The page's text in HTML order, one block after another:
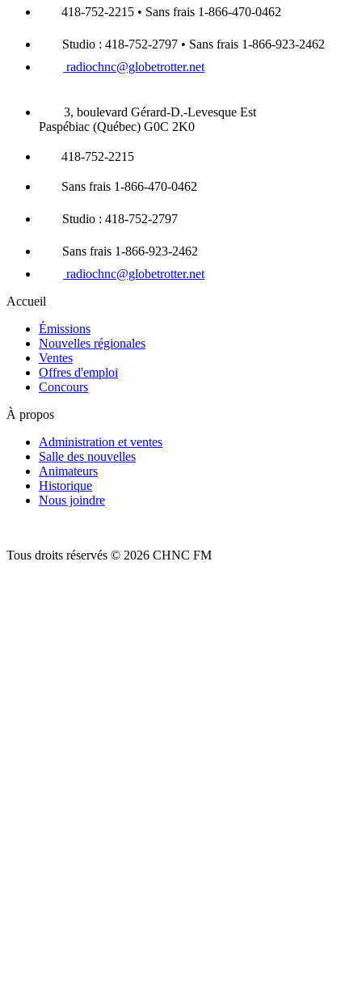
418-752-2215 • Sans frais 1-866-470-0462
Studio : 418-752-2797 • Sans frais 1-866-923-2462
radiochnc@globetrotter.net
3, boulevard Gérard-D.-Levesque Est
Paspébiac (Québec) G0C 2K0
418-752-2215
Sans frais 1-866-470-0462
Studio : 418-752-2797
Sans frais 1-866-923-2462
radiochnc@globetrotter.net
Accueil
Émissions
Nouvelles régionales
Ventes
Offres d'emploi
Concours
À propos
Administration et ventes
Salle des nouvelles
Animateurs
Historique
Nous joindre
Tous droits réservés © 2026 CHNC FM